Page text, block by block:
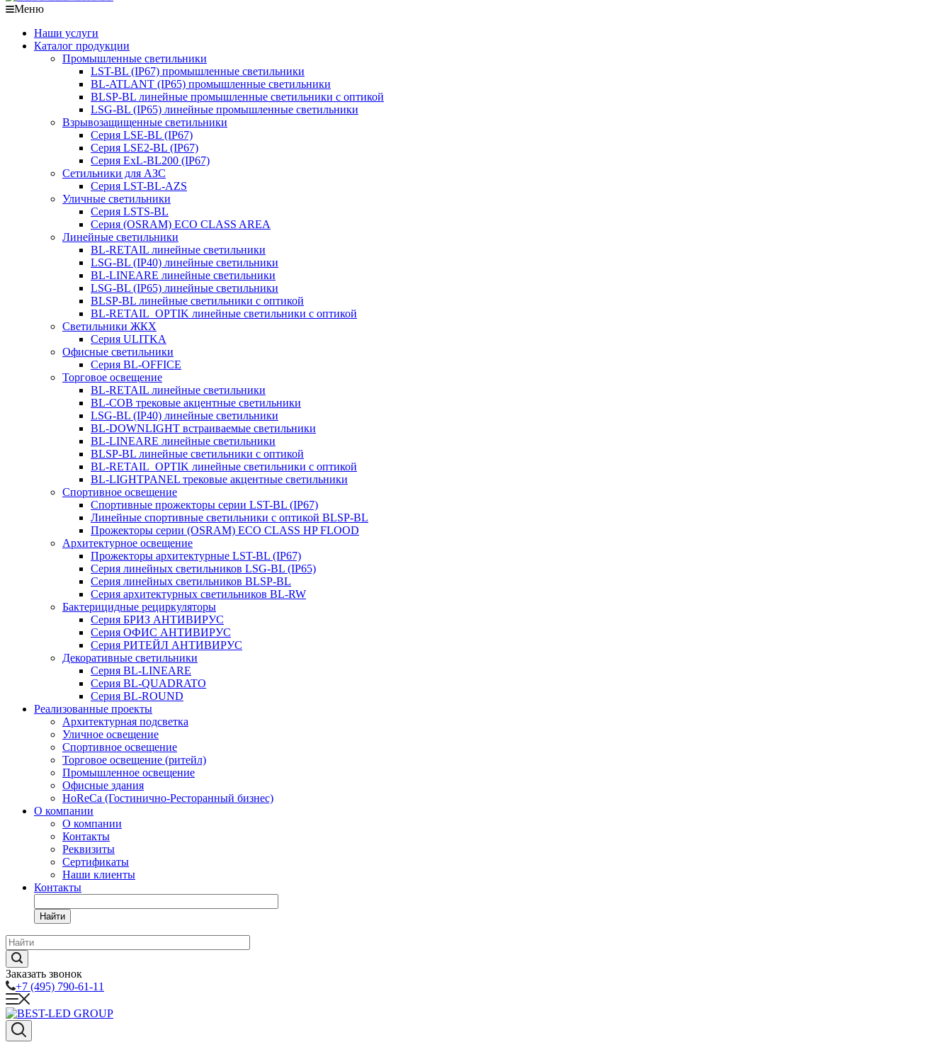
Меню
Наши услуги
Каталог продукции
Промышленные светильники
LST-BL (IP67) промышленные светильники
BL-ATLANT (IP65) промышленные светильники
BLSP-BL линейные промышленные светильники с оптикой
LSG-BL (IP65) линейные промышленные светильники
Взрывозащищенные светильники
Серия LSE-BL (IP67)
Серия LSE2-BL (IP67)
Серия ExL-BL200 (IP67)
Сетильники для АЗС
Серия LST-BL-AZS
Уличные светильники
Серия LSTS-BL
Серия (ОSRAM) ECO CLASS AREA
Линейные светильники
BL-RETAIL линейные светильники
LSG-BL (IP40) линейные светильники
BL-LINEARE линейные светильники
LSG-BL (IP65) линейные светильники
BLSP-BL линейные светильники с оптикой
BL-RETAIL_OPTIK линейные светильники с оптикой
Светильники ЖКХ
Серия ULITKA
Офисные светильники
Серия BL-OFFICE
Торговое освещение
BL-RETAIL линейные светильники
BL-COB трековые акцентные светильники
LSG-BL (IP40) линейные светильники
BL-DOWNLIGHT встраиваемые светильники
BL-LINEARE линейные светильники
BLSP-BL линейные светильники с оптикой
BL-RETAIL_OPTIK линейные светильники с оптикой
BL-LIGHTPANEL трековые акцентные светильники
Спортивное освещение
Спортивные прожекторы серии LST-BL (IP67)
Линейные спортивные светильники с оптикой BLSP-BL
Прожекторы серии (OSRAM) ECO CLASS HP FLOOD
Архитектурное освещение
Прожекторы архитектурные LST-BL (IP67)
Серия линейных светильников LSG-BL (IP65)
Серия линейных светильников BLSP-BL
Серия архитектурных светильников BL-RW
Бактерицидные рециркуляторы
Серия БРИЗ АНТИВИРУС
Серия ОФИС АНТИВИРУС
Серия РИТЕЙЛ АНТИВИРУС
Декоративные светильники
Серия BL-LINEARE
Серия BL-QUADRATO
Серия BL-ROUND
Реализованные проекты
Архитектурная подсветка
Уличное освещение
Спортивное освещение
Торговое освещение (ритейл)
Промышленное освещение
Офисные здания
HoReCa (Гостинично-Ресторанный бизнес)
О компании
О компании
Контакты
Реквизиты
Сертификаты
Наши клиенты
Контакты
Найти
Заказать звонок
+7 (495) 790-61-11